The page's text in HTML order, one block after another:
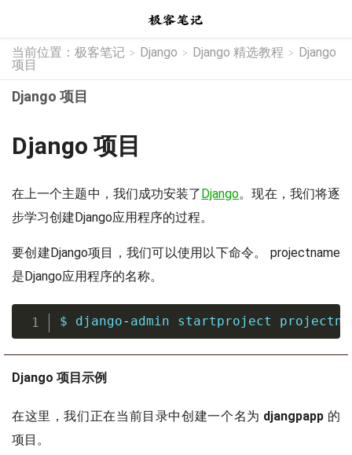
当前位置： 极客笔记 > Django > Django 精选教程 > Django
项目
Django 项目
Django 项目
在上一个主题中，我们成功安装了Django。现在，我们将逐
步学习创建Django应用程序的过程。
要创建Django项目，我们可以使用以下命令。 projectname
是Django应用程序的名称。
$ django- admin startproject
Django 项目示例
在这里，我们正在当前目录中创建一个名为 djangpapp 的
项目。